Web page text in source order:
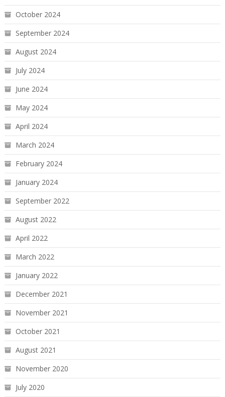
October 2024
September 2024
August 2024
July 2024
June 2024
May 2024
April 2024
March 2024
February 2024
January 2024
September 2022
August 2022
April 2022
March 2022
January 2022
December 2021
November 2021
October 2021
August 2021
November 2020
July 2020